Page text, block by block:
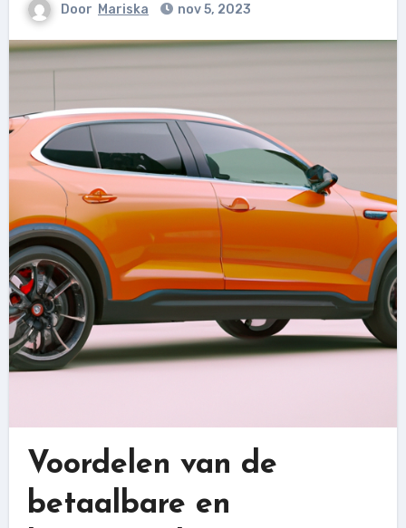
Door Mariska nov 5, 2023
Voordelen van de
betaalbare en